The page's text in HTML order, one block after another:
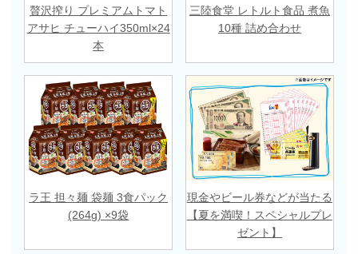
贅沢搾り プレミアムトマト
アサヒ チューハイ350ml×24
本
三陸食堂 レトルト食品 煮魚
10種 詰め合わせ
ラ王 担々麺 袋麺 3食パック
(264g) ×9袋
現金やビール券などが当たる
【夏を満喫！スペシャルプレ
ゼント】